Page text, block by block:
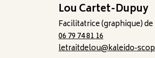
Lou Cartet-Dupuy
Facilitatrice (graphique)
06 79 74 81 16
letraitdelou@kaleido-